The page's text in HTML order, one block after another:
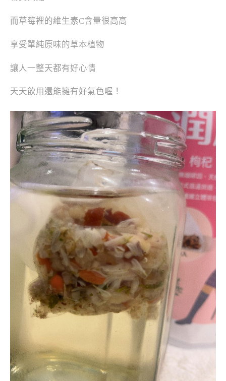
而草莓裡的維生素C含量很高高
享受單純原味的草本植物
讓人一整天都有好心情
天天飲用還能擁有好氣色喔！